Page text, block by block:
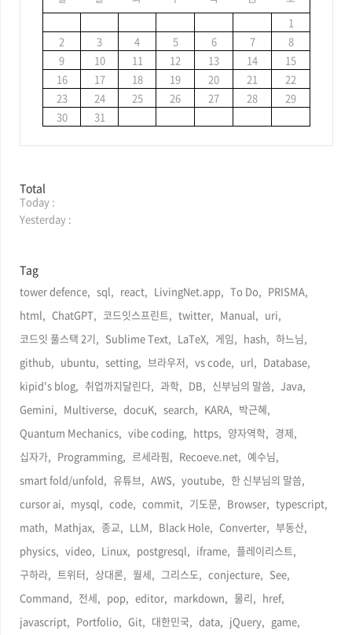
1
2
3 4 5 6 7
8
9
10 11 12 13 14
15
16
17 18 19 20 21
22
23
24 25 26 27 28
29
30
31
방
문
자
Total
Today :
Yesterday :
Tag
tower defence, sql, react, LivingNet.app, To Do, PRISMA,
html, ChatGPT, 코드잇스프린트, twitter, Manual, uri,
코드잇 풀스택 2기, Sublime Text, LaTeX, 게임, hash, 하느님,
github, ubuntu, setting, 브라우저, vs code, url, Database,
kipid's blog, 취업까지달린다, 과학, DB, 신부님의 말씀, Java,
Gemini, Multiverse, docuK, search, KARA, 박근혜,
Quantum Mechanics, vibe coding, https, 양자역학, 경제,
십자가, Programming, 르세라핌, Recoeve.net, 예수님,
smart fold/unfold, 유튜브, AWS, youtube, 한 신부님의 말씀,
cursor ai, mysql, code, commit, 기도문, Browser, typescript,
math, Mathjax, 종교, LLM, Black Hole, Converter, 부동산,
physics, video, Linux, postgresql, iframe, 플레이리스트,
구하라, 트위터, 상대론, 월세, 그리스도, conjecture, See,
Command, 전세, pop, editor, markdown, 물리, href,
javascript, Portfolio, Git, 대한민국, data, jQuery, game,